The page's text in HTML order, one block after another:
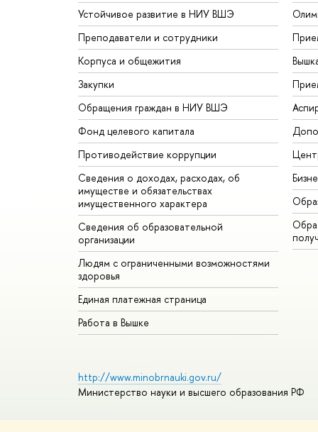
Устойчивое развитие в НИУ ВШЭ
Преподаватели и сотрудники
Корпуса и общежития
Закупки
Обращения граждан в НИУ ВШЭ
Фонд целевого капитала
Противодействие коррупции
Сведения о доходах, расходах, об
имуществе и обязательствах
имущественного характера
Сведения об образовательной
организации
Людям с ограниченными возможностями
здоровья
Единая платежная страница
Работа в Вышке
http://www.minobrnauki.gov.ru/
Министерство науки и высшего образования РФ